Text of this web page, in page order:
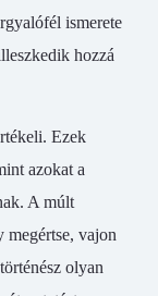
ismerete
hozzá
Ezek
azokat a
A múlt
megértse, vajon
olyan